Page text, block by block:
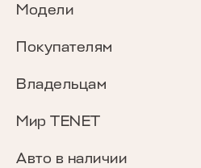
Модели
T4
T4L
T7
T8
Покупателям
Акции и спецпредложения
Калькулятор Трейд-Ин
Сравнение комплектаций
Владельцам
Сервисные акции
Программа «Помощь в пути»
Мир TENET
О бренде
Авто в наличии